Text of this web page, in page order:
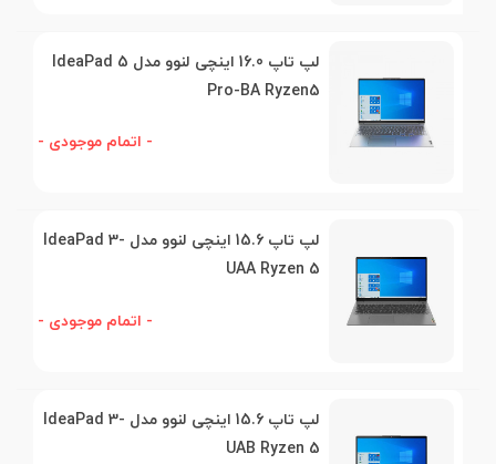
لپ تاپ 16.0 اینچی لنوو مدل IdeaPad 5
Pro-BA Ryzen5
- اتمام موجودی -
لپ تاپ 15.6 اینچی لنوو مدل IdeaPad 3-
UAA Ryzen 5
- اتمام موجودی -
لپ تاپ 15.6 اینچی لنوو مدل IdeaPad 3-
UAB Ryzen 5